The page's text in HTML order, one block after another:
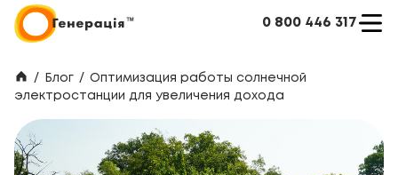
0 800 446 317
/ Блог / Оптимизация работы солнечной
электростанции для увеличения дохода